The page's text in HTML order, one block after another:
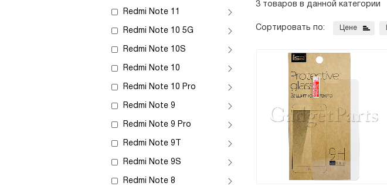
Redmi Note 11
Redmi Note 10 5G
Redmi Note 10S
Redmi Note 10
Redmi Note 10 Pro
Redmi Note 9
Redmi Note 9 Pro
Redmi Note 9T
Redmi Note 9S
Redmi Note 8
3 товаров в данной категории
Сортировать по: Цене